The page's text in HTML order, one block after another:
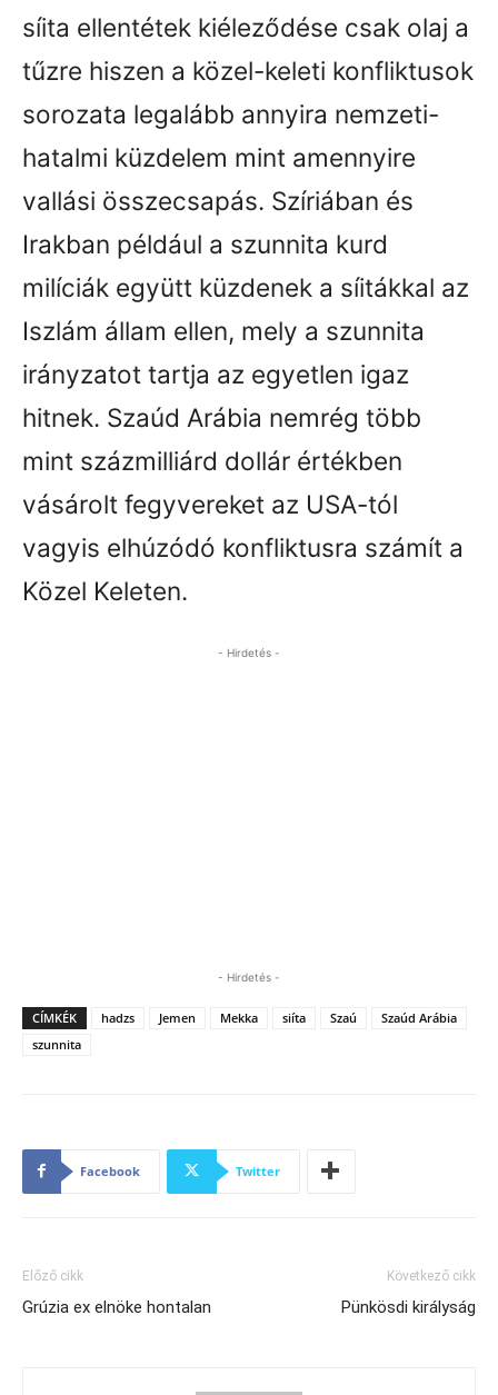
síita ellentétek kiéleződése csak olaj a
tűzre hiszen a közel-keleti konfliktusok
sorozata legalább annyira nemzeti-
hatalmi küzdelem mint amennyire
vallási összecsapás. Szíriában és
Irakban például a szunnita kurd
milíciák együtt küzdenek a síitákkal az
Iszlám állam ellen, mely a szunnita
irányzatot tartja az egyetlen igaz
hitnek. Szaúd Arábia nemrég több
mint százmilliárd dollár értékben
vásárolt fegyvereket az USA-tól
vagyis elhúzódó konfliktusra számít a
Közel Keleten.
- Hirdetés -
- Hirdetés -
CÍMKÉK hadzs Jemen Mekka siíta Szaú
Szaúd Arábia
szunnita
Facebook Twitter
Előző cikk
Grúzia ex elnöke hontalan
Következő cikk
Pünkösdi királyság